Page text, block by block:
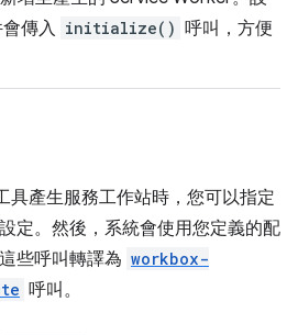
傳入 initialize() 呼叫，方便
具產生服務工作站時，您可以指定
定。然後，系統會使用您定義的配
些呼叫轉譯為 workbox-
呼叫。